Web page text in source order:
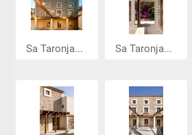
Sa Taronja... Sa Taronja...